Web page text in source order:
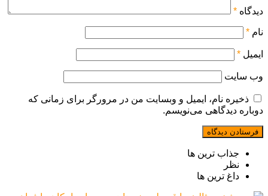
دیدگاه *
نام *
ایمیل *
وب‌ سایت
ذخیره نام، ایمیل و وبسایت من در مرورگر برای زمانی که
دوباره دیدگاهی می‌نویسم.
جذاب ترین ها
نظر
داغ ترین ها